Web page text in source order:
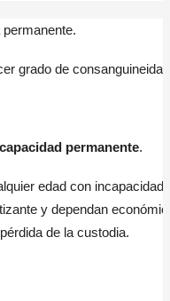
grado de
permanente.
edad con
y dependan
de la custodia.